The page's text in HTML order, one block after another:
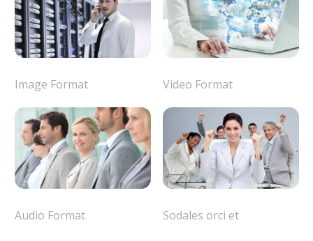
Image Format Video Format
Audio Format Sodales orci et